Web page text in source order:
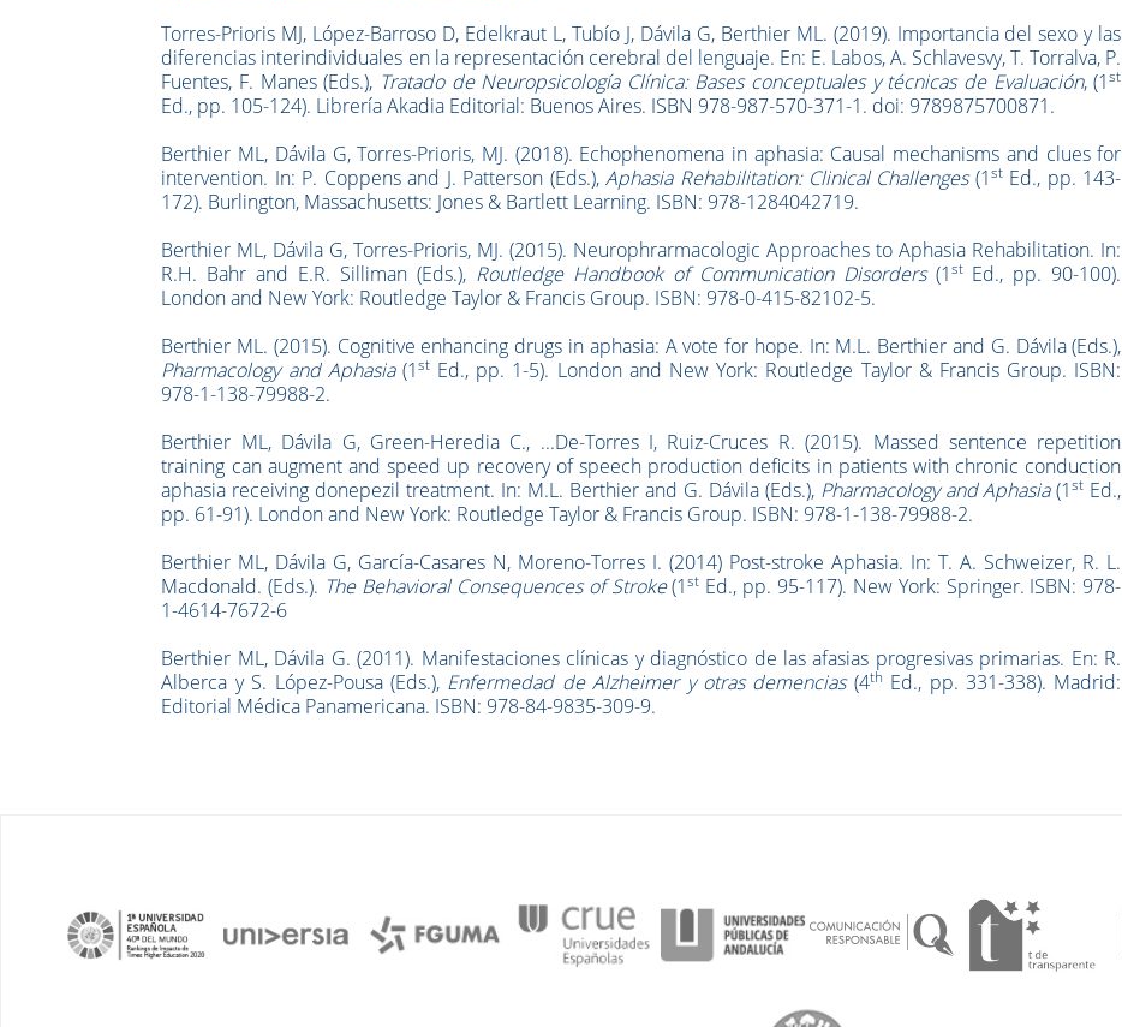
Torres-Prioris MJ, López-Barroso D, Edelkraut L, Tubío J, Dávila G, Berthier ML. (2019). Importancia del sexo y las
diferencias interindividuales en la representación cerebral del lenguaje. En: E. Labos, A. Schlavesvy, T. Torralva, P.
Fuentes, F. Manes (Eds.), Tratado de Neuropsicología Clínica: Bases conceptuales y técnicas de Evaluación, (1st
Ed., pp. 105-124). Librería Akadia Editorial: Buenos Aires. ISBN 978-987-570-371-1. doi: 9789875700871.
Berthier ML, Dávila G, Torres-Prioris, MJ. (2018). Echophenomena in aphasia: Causal mechanisms and clues for
intervention. In: P. Coppens and J. Patterson (Eds.),Aphasia Rehabilitation: Clinical Challenges(1stEd., pp. 143-
172). Burlington, Massachusetts: Jones & Bartlett Learning. ISBN: 978-1284042719.
Berthier ML, Dávila G, Torres-Prioris, MJ. (2015). Neurophrarmacologic Approaches to Aphasia Rehabilitation. In:
R.H. Bahr and E.R. Silliman (Eds.), Routledge Handbook of Communication Disorders (1stEd., pp. 90-100).
London and New York: Routledge Taylor & Francis Group. ISBN: 978-0-415-82102-5.
Berthier ML. (2015). Cognitive enhancing drugs in aphasia: A vote for hope. In: M.L. Berthier and G. Dávila (Eds.),
Pharmacology and Aphasia(1stEd., pp. 1-5). London and New York: Routledge Taylor & Francis Group. ISBN:
978-1-138-79988-2.
Berthier ML, Dávila G, Green-Heredia C., ...De-Torres I, Ruiz-Cruces R. (2015). Massed sentence repetition
training can augment and speed up recovery of speech production deficits in patients with chronic conduction
aphasia receiving donepezil treatment. In: M.L. Berthier and G. Dávila (Eds.), Pharmacology and Aphasia(1st Ed.,
pp. 61-91). London and New York: Routledge Taylor & Francis Group. ISBN: 978-1-138-79988-2.
Berthier ML, Dávila G, García-Casares N, Moreno-Torres I. (2014) Post-stroke Aphasia. In: T. A. Schweizer, R. L.
Macdonald. (Eds.). The Behavioral Consequences of Stroke(1st Ed., pp. 95-117). New York: Springer. ISBN: 978-
1-4614-7672-6
Berthier ML, Dávila G. (2011). Manifestaciones clínicas y diagnóstico de las afasias progresivas primarias. En: R.
Alberca y S. López-Pousa (Eds.), Enfermedad de Alzheimer y otras demencias (4th Ed., pp. 331-338). Madrid:
Editorial Médica Panamericana. ISBN: 978-84-9835-309-9.